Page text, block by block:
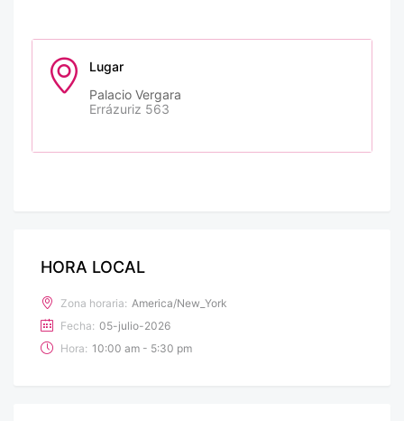
Lugar
Palacio Vergara
Errázuriz 563
HORA LOCAL
Zona horaria: America/New_York
Fecha: 05-julio-2026
Hora: 10:00 am - 5:30 pm